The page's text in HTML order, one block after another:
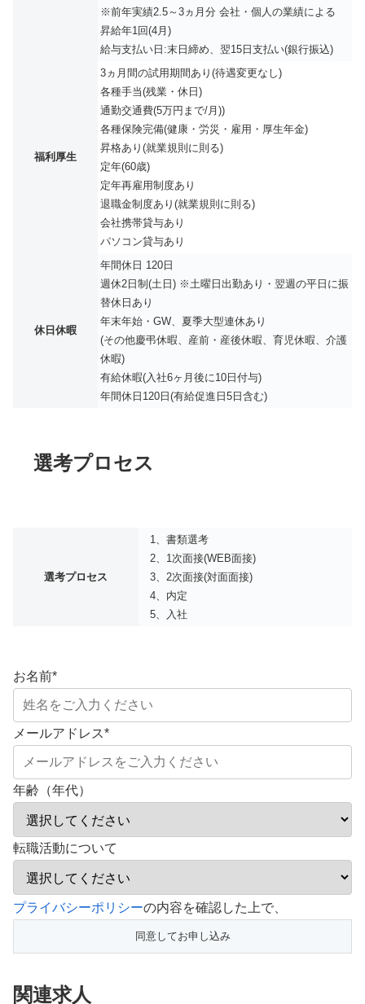
※前年実績2.5～3ヵ月分 会社・個人の業績による
昇給年1回(4月)
給与支払い日:末日締め、翌15日支払い(銀行振込)
福利厚生
3ヵ月間の試用期間あり(待遇変更なし)
各種手当(残業・休日)
通勤交通費(5万円まで/月))
各種保険完備(健康・労災・雇用・厚生年金)
昇格あり(就業規則に則る)
定年(60歳)
定年再雇用制度あり
退職金制度あり(就業規則に則る)
会社携帯貸与あり
パソコン貸与あり
休日休暇
年間休日 120日
週休2日制(土日) ※土曜日出勤あり・翌週の平日に振
替休日あり
年末年始・GW、夏季大型連休あり
(その他慶弔休暇、産前・産後休暇、育児休暇、介護
休暇)
有給休暇(入社6ヶ月後に10日付与)
年間休日120日(有給促進日5日含む)
選考プロセス
選考プロセス
1、書類選考
2、1次面接(WEB面接)
3、2次面接(対面面接)
4、内定
5、入社
お名前*
メールアドレス*
年齢（年代）
転職活動について
こ
フ
ー
プライバシーポリシーの内容を確認した上で、
関連求人